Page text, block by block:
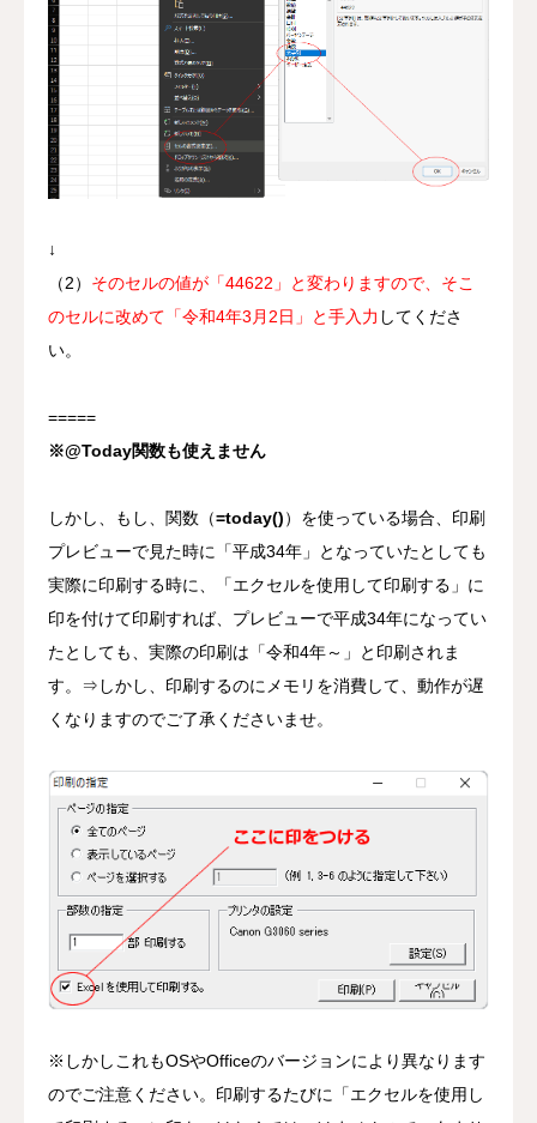
↓
（2） そのセルの値が「44622」と変わりますので、そこ
のセルに改めて「令和4年3月2日」と手入力 してくださ
い。
=====
※@Today関数も使えません
しかし、もし、関数（=today()）を使っている場合、印刷
プレビューで見た時に「平成34年」となっていたとしても
実際に印刷する時に、「エクセルを使用して印刷する」に
印を付けて印刷すれば、プレビューで平成34年になってい
たとしても、実際の印刷は「令和4年～」と印刷されま
す。⇒しかし、印刷するのにメモリを消費して、動作が遅
くなりますのでご了承くださいませ。
※しかしこれもOSやOfficeのバージョンにより異なります
のでご注意ください。印刷するたびに「エクセルを使用し